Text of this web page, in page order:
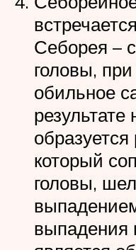
Себорея –
головы,
обильное
результате
образуется
который
головы,
выпадения